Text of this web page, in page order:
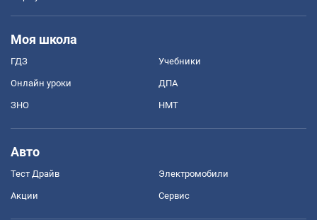
Моя школа
ГДЗ Учебники
Онлайн уроки ДПА
ЗНО НМТ
Авто
Тест Драйв Электромобили
Акции Сервис